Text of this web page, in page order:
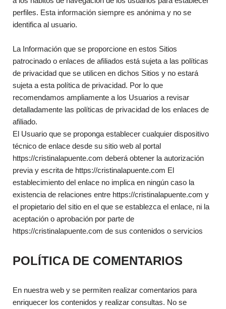
perfiles. Esta información siempre es anónima y no se
identifica al usuario.
La Información que se proporcione en estos Sitios
patrocinado o enlaces de afiliados está sujeta a las políticas
de privacidad que se utilicen en dichos Sitios y no estará
sujeta a esta política de privacidad. Por lo que
recomendamos ampliamente a los Usuarios a revisar
detalladamente las políticas de privacidad de los enlaces de
afiliado.
El Usuario que se proponga establecer cualquier dispositivo
técnico de enlace desde su sitio web al portal
https://cristinalapuente.com deberá obtener la autorización
previa y escrita de https://cristinalapuente.com El
establecimiento del enlace no implica en ningún caso la
existencia de relaciones entre https://cristinalapuente.com y
el propietario del sitio en el que se establezca el enlace, ni la
aceptación o aprobación por parte de
https://cristinalapuente.com de sus contenidos o servicios
POLÍTICA DE COMENTARIOS
En nuestra web y se permiten realizar comentarios para
enriquecer los contenidos y realizar consultas. No se